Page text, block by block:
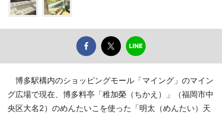
博多駅構内のショッピングモール「マイング」のマイン
グ広場で現在、博多料亭「稚加榮（ちかえ）」（福岡市中
央区大名2）のめんたいこを使った「明太（めんたい）天